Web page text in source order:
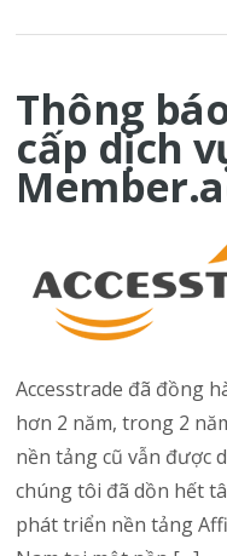
Thông
cấp dịch
Accesstrade đã đồng
hơn 2 năm, trong 2
nền tảng cũ vẫn được
chúng tôi đã dồn hết
phát triển nền tảng